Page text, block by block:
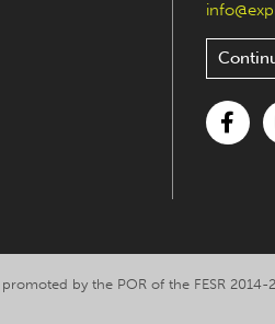
by the POR of the FESR